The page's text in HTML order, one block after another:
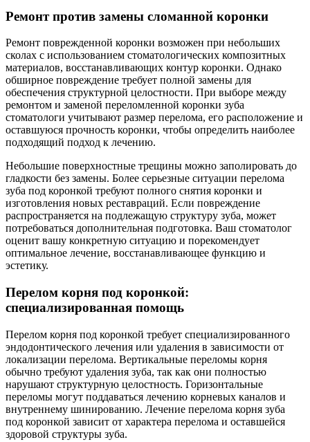
Ремонт против замены сломанной коронки
Ремонт поврежденной коронки возможен при небольших
сколах с использованием стоматологических композитных
материалов, восстанавливающих контур коронки. Однако
обширное повреждение требует полной замены для
обеспечения структурной целостности. При выборе между
ремонтом и заменой переломленной коронки зуба
стоматологи учитывают размер перелома, его расположение и
оставшуюся прочность коронки, чтобы определить наиболее
подходящий подход к лечению.
Небольшие поверхностные трещины можно заполировать до
гладкости без замены. Более серьезные ситуации перелома
зуба под коронкой требуют полного снятия коронки и
изготовления новых реставраций. Если повреждение
распространяется на подлежащую структуру зуба, может
потребоваться дополнительная подготовка. Ваш стоматолог
оценит вашу конкретную ситуацию и порекомендует
оптимальное лечение, восстанавливающее функцию и
эстетику.
Перелом корня под коронкой:
специализированная помощь
Перелом корня под коронкой требует специализированного
эндодонтического лечения или удаления в зависимости от
локализации перелома. Вертикальные переломы корня
обычно требуют удаления зуба, так как они полностью
нарушают структурную целостность. Горизонтальные
переломы могут поддаваться лечению корневых каналов и
внутреннему шинированию. Лечение перелома корня зуба
под коронкой зависит от характера перелома и оставшейся
здоровой структуры зуба.